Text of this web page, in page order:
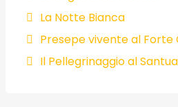
La Notte Bianca
Presepe vivente al Forte
Il Pellegrinaggio al